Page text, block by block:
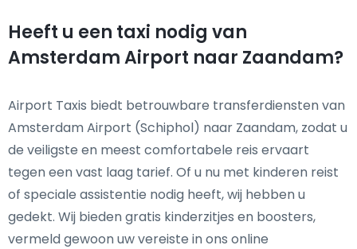
Heeft u een taxi nodig van
Amsterdam Airport naar Zaandam?
Airport Taxis biedt betrouwbare transferdiensten van
Amsterdam Airport (Schiphol) naar Zaandam, zodat u
de veiligste en meest comfortabele reis ervaart
tegen een vast laag tarief. Of u nu met kinderen reist
of speciale assistentie nodig heeft, wij hebben u
gedekt. Wij bieden gratis kinderzitjes en boosters,
vermeld gewoon uw vereiste in ons online